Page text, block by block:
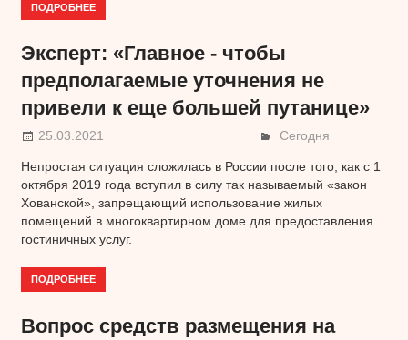
ПОДРОБНЕЕ
Эксперт: «Главное - чтобы
предполагаемые уточнения не
привели к еще большей путанице»
25.03.2021 Сегодня
Непростая ситуация сложилась в России после того, как с 1
октября 2019 года вступил в силу так называемый «закон
Хованской», запрещающий использование жилых
помещений в многоквартирном доме для предоставления
гостиничных услуг.
ПОДРОБНЕЕ
Вопрос средств размещения на